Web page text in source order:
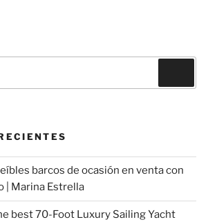
barcos de ocasión en venta con
| Marina Estrella
best 70-Foot Luxury Sailing Yacht